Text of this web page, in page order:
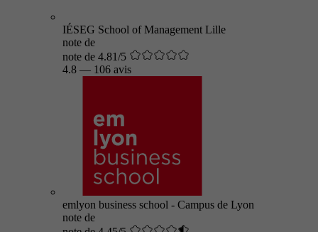
IÉSEG School of Management Lille
note de
note de 4.81/5
4.8 — 106 avis
emlyon business school - Campus de Lyon
note de